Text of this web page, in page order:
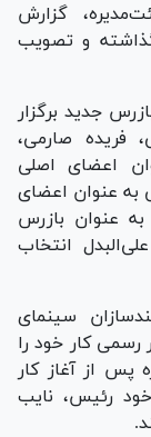
گزارش
و تصویب
جدید برگزار
فریده صارمی،
اعضای اصلی
به عنوان اعضای
عنوان بازرس
انتخاب
سینمای
کار خود را
پس از آغاز کار
رئیس، نایب